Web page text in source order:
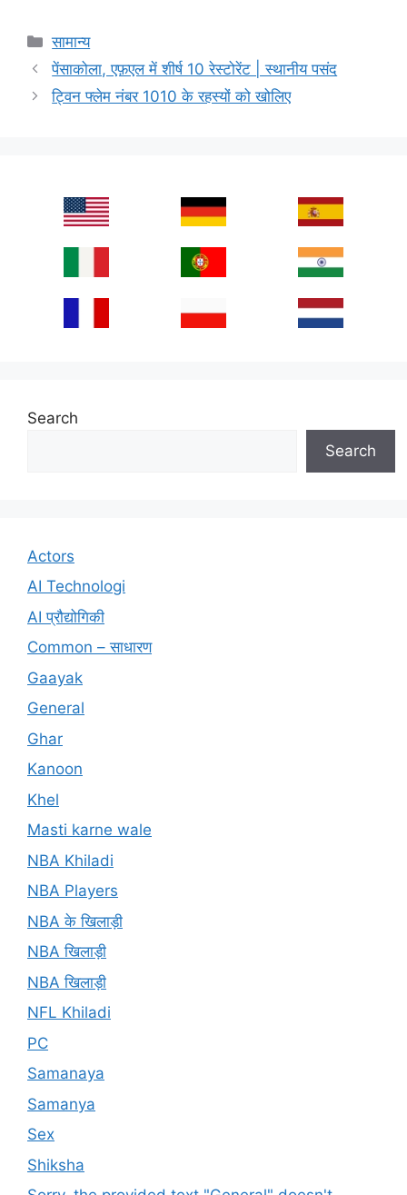
Categories
सामान्य
पेंसाकोला, एफ़एल में शीर्ष 10 रेस्टोरेंट | स्थानीय पसंद
ट्विन फ्लेम नंबर 1010 के रहस्यों को खोलिए
Search
Search
Actors
AI Technologi
AI प्रौद्योगिकी
Common – साधारण
Gaayak
General
Ghar
Kanoon
Khel
Masti karne wale
NBA Khiladi
NBA Players
NBA के खिलाड़ी
NBA खिलाड़ी
NBA खिलाड़ी
NFL Khiladi
PC
Samanaya
Samanya
Sex
Shiksha